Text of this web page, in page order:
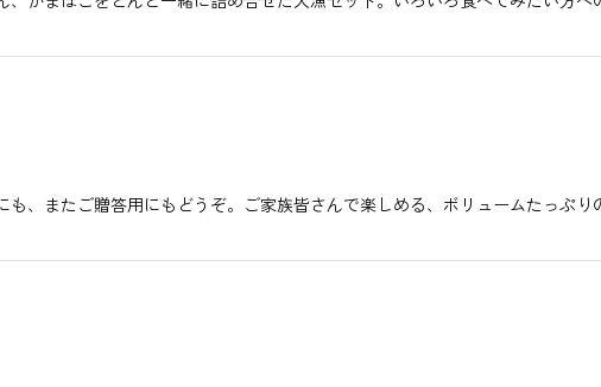
、またご贈答用にもどうぞ。ご家族皆さんで楽しめる、ボリュームたっぷ